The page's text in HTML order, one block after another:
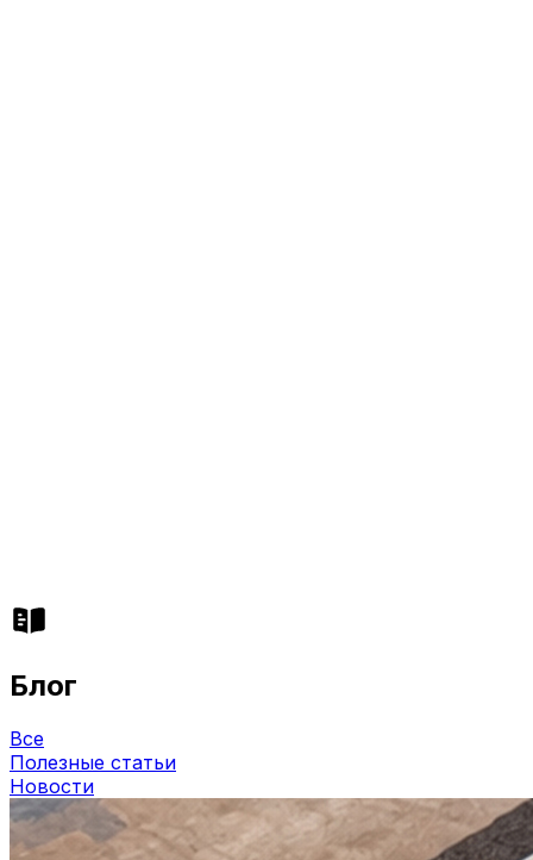
Блог
Все
Полезные статьи
Новости